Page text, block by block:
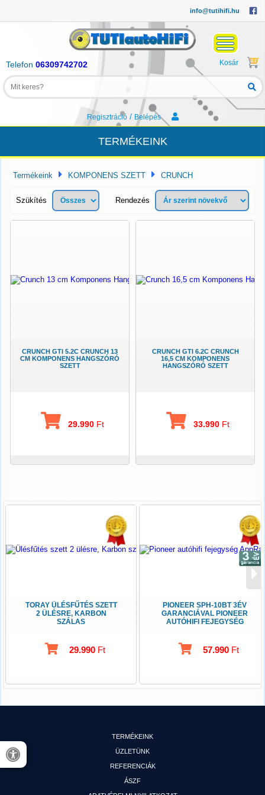
info@tutihifi.hu
Telefon 06309742702 Kosár
Regisztráció/ Belépés
TERMÉKEINK
Termékeink KOMPONENS SZETT CRUNCH
Szükítés Rendezés
CRUNCH GTI 5.2C CRUNCH 13
CM KOMPONENS HANGSZÓRÓ
SZETT
29.990 Ft
CRUNCH GTI 6.2C CRUNCH
16,5 CM KOMPONENS
HANGSZÓRÓ SZETT
33.990 Ft
TORAY ÜLÉSFŰTÉS SZETT
2 ÜLÉSRE, KARBON
SZÁLAS
29.990 Ft
PIONEER SPH-10BT 3ÉV
GARANCIÁVAL PIONEER
AUTÓHIFI FEJEGYSÉG
57.990 Ft
TERMÉKEINK
ÜZLETÜNK
REFERENCIÁK
ÁSZF